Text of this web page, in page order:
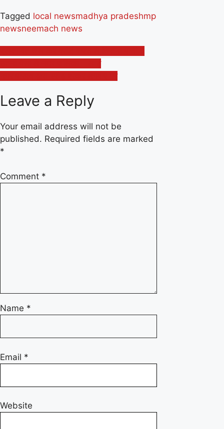
Tagged local newsmadhya pradeshmp
newsneemach news
Post
navigation
Leave a Reply
Your email address will not be
published. Required fields are marked
*
Comment *
Name *
Email *
Website